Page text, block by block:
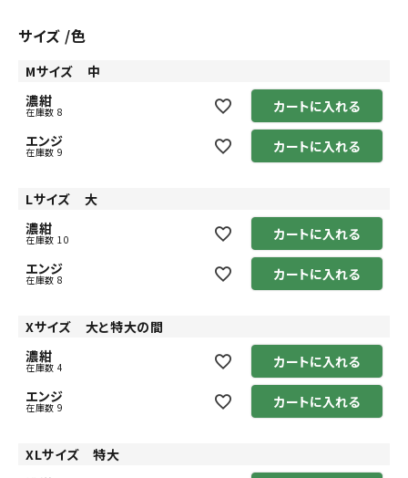
サイズ 色
Mサイズ 中
濃紺
在庫数 8
カートに入れる
エンジ
在庫数 9 カートに入れる
Lサイズ 大
濃紺
在庫数 10
カートに入れる
エンジ
在庫数 8 カートに入れる
Xサイズ 大と特大の間
濃紺
在庫数 4
カートに入れる
エンジ
在庫数 9 カートに入れる
XLサイズ 特大